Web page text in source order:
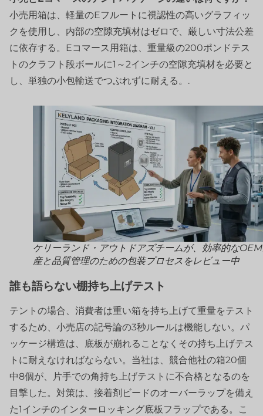
小売用箱は、軽量のEフルートに視認性の高いグラフィッ
クを使用し、内部の空隙充填材はゼロで、厳しい寸法公差
に依存する。Eコマース用箱は、重量級の200ポンドテス
トのクラフト段ボールに1～2インチの空隙充填材を必要と
し、単独の小包輸送でつぶれずに耐える。.
ケリーランド・アウトドアズチームが、効率的な
産と品質管理のための包装プロセスをレビュー中
誰も語らない棚持ち上げテスト
テントの場合、消費者は重い箱を持ち上げて重量をテスト
するため、小売店の記号論の3秒ルールは機能しない。パ
ッケージ構造は、底板が崩れることなくその持ち上げテス
トに耐えなければならない。当社は、競合他社の箱20個
中8個が、片手での角持ち上げテストに不合格となるのを
目撃した。対策は、接着剤ビードのオーバーラップを備え
た1インチのインターロッキング底板フラップである。こ